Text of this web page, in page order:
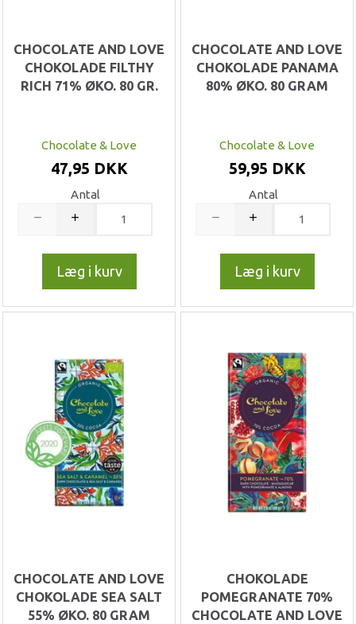
CHOCOLATE AND LOVE
CHOKOLADE FILTHY
RICH 71% ØKO. 80 GR.
Chocolate & Love
47,95 DKK
Antal
Læg i kurv
CHOCOLATE AND LOVE
CHOKOLADE PANAMA
80% ØKO. 80 GRAM
Chocolate & Love
59,95 DKK
Antal
Læg i kurv
CHOCOLATE AND LOVE
CHOKOLADE SEA SALT
55% ØKO. 80 GRAM
CHOKOLADE
POMEGRANATE 70%
CHOCOLATE AND LOVE